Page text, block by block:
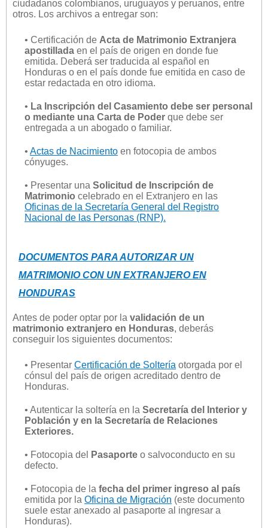
ciudadanos colombianos, uruguayos y peruanos, entre
otros. Los archivos a entregar son:
• Certificación de Acta de Matrimonio Extranjera
apostillada en el país de origen en donde fue
emitida. Deberá ser traducida al español en
Honduras o en el país donde fue emitida en caso de
estar redactada en otro idioma.
• La Inscripción del Casamiento debe ser personal
o mediante una Carta de Poder que debe ser
entregada a un abogado o familiar.
• Actas de Nacimiento en fotocopia de ambos
cónyuges.
• Presentar una Solicitud de Inscripción de
Matrimonio celebrado en el Extranjero en las
Oficinas de la Secretaría General del Registro
Nacional de las Personas (RNP).
DOCUMENTOS PARA AUTORIZAR UN
MATRIMONIO CON UN EXTRANJERO EN
HONDURAS
Antes de poder optar por la validación de un
matrimonio extranjero en Honduras, deberás
conseguir los siguientes documentos:
• Presentar Certificación de Soltería otorgada por el
cónsul del país de origen acreditado dentro de
Honduras.
• Autenticar la soltería en la Secretaría del Interior y
Población y en la Secretaría de Relaciones
Exteriores.
• Fotocopia del Pasaporte o salvoconducto en su
defecto.
• Fotocopia de la fecha del primer ingreso al país
emitida por la Oficina de Migración (este documento
suele estar anexado al pasaporte al ingresar a
Honduras).